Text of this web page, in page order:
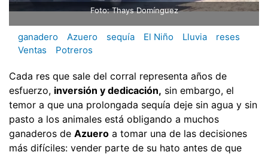
Foto: Thays Domínguez
ganadero Azuero sequía El Niño Lluvia
reses
Ventas
Potreros
Cada res que sale del corral representa años de
esfuerzo, inversión y dedicación, sin embargo, el
temor a que una prolongada sequía deje sin agua y sin
pasto a los animales está obligando a muchos
ganaderos de Azuero a tomar una de las decisiones
más difíciles: vender parte de su hato antes de que